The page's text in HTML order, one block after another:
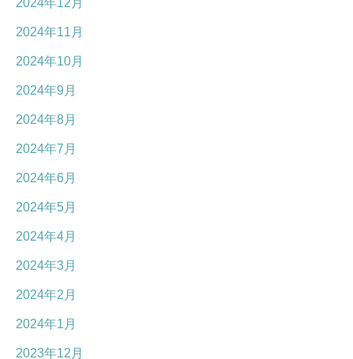
2024年11月
2024年10月
2024年9月
2024年8月
2024年7月
2024年6月
2024年5月
2024年4月
2024年3月
2024年2月
2024年1月
2023年12月